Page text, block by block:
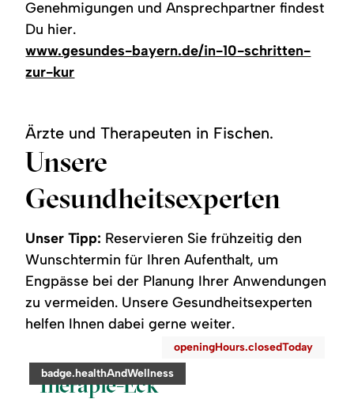
Genehmigungen und Ansprechpartner findest
Du hier.
www.gesundes-bayern.de/in-10-schritten-
zur-kur
Ärzte und Therapeuten in Fischen.
Unsere
Gesundheitsexperten
Unser Tipp: Reservieren Sie frühzeitig den
Wunschtermin für Ihren Aufenthalt, um
Engpässe bei der Planung Ihrer Anwendungen
zu vermeiden. Unsere Gesundheitsexperten
helfen Ihnen dabei gerne weiter.
category:
badge.healthAndWellness
openingHours.closedToday
Therapie-Eck
readmore:
Therapie-
Eck